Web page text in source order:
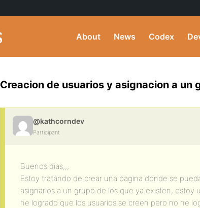
About News Codex
Creacion de usuarios y asignacion a un
@kathcorndev
Participant
Buenos dias,,,
Estoy tratando de crear una pagina donde se
asignarlos a un grupo de los que ya existen,
he logrado que los usuarios se creen pero no he